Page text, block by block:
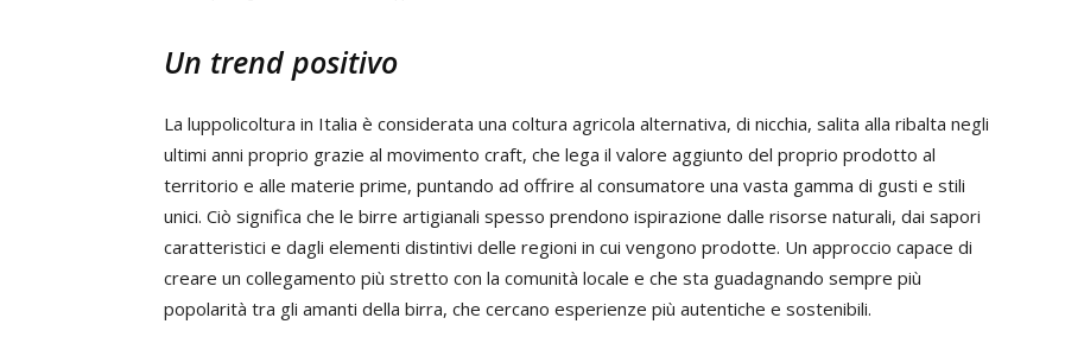
Un trend positivo
La luppolicoltura in Italia è considerata una coltura agricola alternativa, di nicchia, salita alla ribalta negli
ultimi anni proprio grazie al movimento craft, che lega il valore aggiunto del proprio prodotto al
territorio e alle materie prime, puntando ad offrire al consumatore una vasta gamma di gusti e stili
unici. Ciò significa che le birre artigianali spesso prendono ispirazione dalle risorse naturali, dai sapori
caratteristici e dagli elementi distintivi delle regioni in cui vengono prodotte. Un approccio capace di
creare un collegamento più stretto con la comunità locale e che sta guadagnando sempre più
popolarità tra gli amanti della birra, che cercano esperienze più autentiche e sostenibili.